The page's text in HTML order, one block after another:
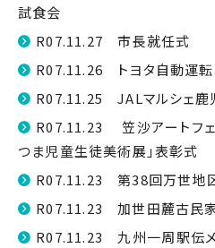
試食会
R07.11.27 市長就任式
R07.11.26 トヨタ自動運
R07.11.25 JALマルシェ鹿
R07.11.23 笠沙アートフェ
つま児童生徒美術展」表彰式
R07.11.23 第38回万世地
R07.11.23 加世田麓古民
R07.11.23 九州一周駅伝